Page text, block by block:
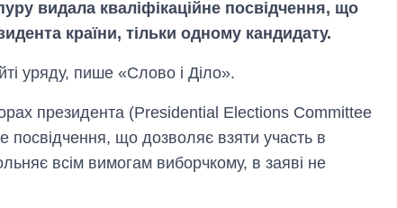
видала кваліфікаційне посвідчення, що
країни, тільки одному кандидату.
уряду, пише «Слово і Діло».
президента (Presidential Elections Committee
посвідчення, що дозволяє взяти участь в
всім вимогам виборчкому, в заяві не